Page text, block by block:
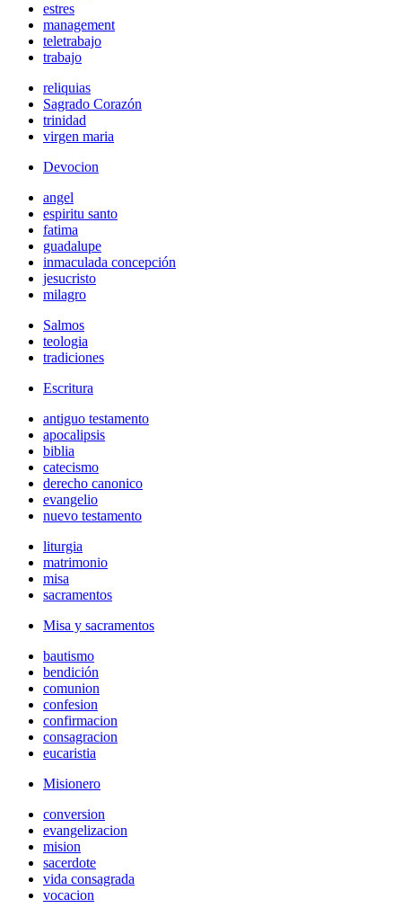
estres
management
teletrabajo
trabajo
reliquias
Sagrado Corazón
trinidad
virgen maria
Devocion
angel
espiritu santo
fatima
guadalupe
inmaculada concepción
jesucristo
milagro
Salmos
teologia
tradiciones
Escritura
antiguo testamento
apocalipsis
biblia
catecismo
derecho canonico
evangelio
nuevo testamento
liturgia
matrimonio
misa
sacramentos
Misa y sacramentos
bautismo
bendición
comunion
confesion
confirmacion
consagracion
eucaristia
Misionero
conversion
evangelizacion
mision
sacerdote
vida consagrada
vocacion